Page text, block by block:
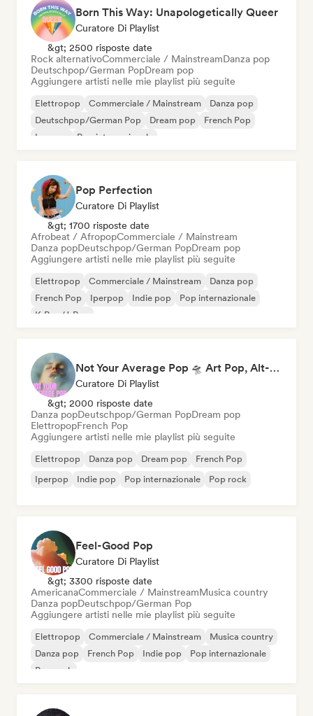
Born This Way: Unapologetically Queer
Curatore Di Playlist
&gt; 2500 risposte date
Rock alternativoCommerciale / MainstreamDanza pop
Deutschpop/German PopDream pop
Aggiungere artisti nelle mie playlist più seguite
Elettropop Commerciale / Mainstream
Danza pop
Deutschpop/German Pop
Dream pop
French Pop
Iperpop
Pop internazionale
Pop Perfection
Curatore Di Playlist
&gt; 1700 risposte date
Afrobeat / AfropopCommerciale / Mainstream
Danza popDeutschpop/German PopDream pop
Aggiungere artisti nelle mie playlist più seguite
Elettropop Commerciale / Mainstream
Danza pop
French Pop
Iperpop Indie pop
Pop internazionale
K-Pop/J-Pop
Not Your Average Pop 🛸 Art Pop, Alt-Pop & Indie Pop
Curatore Di Playlist
&gt; 2000 risposte date
Danza popDeutschpop/German PopDream pop
ElettropopFrench Pop
Aggiungere artisti nelle mie playlist più seguite
Elettropop Danza pop Dream pop
French Pop
Iperpop
Indie pop Pop internazionale Pop rock
Feel-Good Pop
Curatore Di Playlist
&gt; 3300 risposte date
AmericanaCommerciale / MainstreamMusica country
Danza popDeutschpop/German Pop
Aggiungere artisti nelle mie playlist più seguite
Elettropop Commerciale / Mainstream
Musica country
Danza pop
French Pop Indie pop
Pop internazionale
Pop rock